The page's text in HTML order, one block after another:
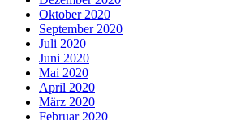
Oktober 2020
September 2020
Juli 2020
Juni 2020
Mai 2020
April 2020
März 2020
Februar 2020